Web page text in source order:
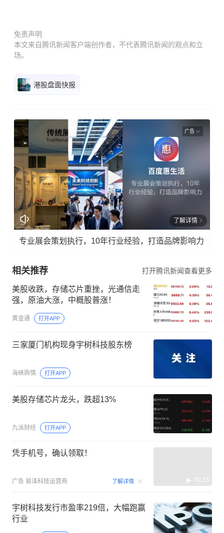
免责声明
本文来自腾讯新闻客户端创作者，不代表腾讯新闻的观点和立
场。
港股盘面快报
广告
了解详情
专业展会策划执行，10年行业经验，打造品牌影响力
相关推荐 打开腾讯新闻查看更多
美股收跌，存储芯片重挫，光通信走
强，原油大涨，中概股普涨！
黄金通 打开APP
三家厦门机构现身宇树科技股东榜
海峡舆情 打开APP
美股存储芯片龙头，跌超13%
九派财经 打开APP
凭手机号，确认领取！
广告 易泽科技运营商 了解详情 00:15
宇树科技发行市盈率219倍，大幅跑赢
行业